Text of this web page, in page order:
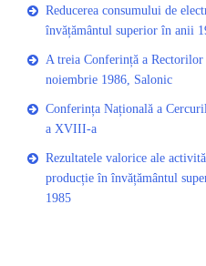
Reducerea consumului de
învățământul superior în anii
A treia Conferință a
noiembrie 1986, Salonic
Conferința Națională a
a XVIII-a
Rezultatele valorice ale
producție în învățământul
1985